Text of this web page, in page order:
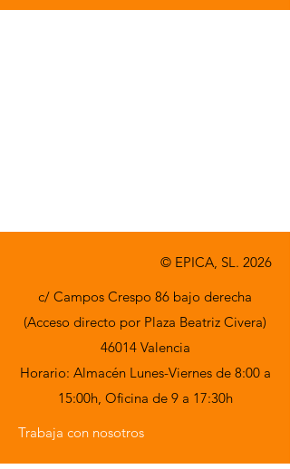
© EPICA, SL. 2026
c/ Campos Crespo 86 bajo derecha
(Acceso directo por Plaza Beatriz Civera)
46014 Valencia
Horario: Almacén Lunes-Viernes de 8:00 a
15:00h, Oficina de 9 a 17:30h
Trabaja con nosotros